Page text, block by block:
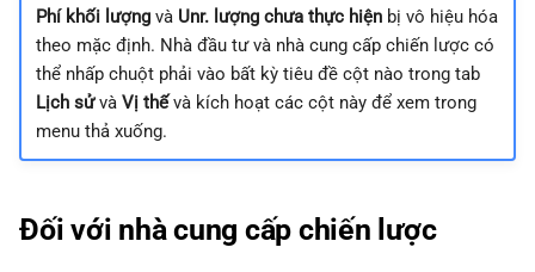
Phí khối lượngvà Unr. lượng chưa thực hiệnbị vô hiệu hóa
theo mặc định. Nhà đầu tư và nhà cung cấp chiến lược có
thể nhấp chuột phải vào bất kỳ tiêu đề cột nào trong tab
Lịch sửvà Vị thếvà kích hoạt các cột này để xem trong
menu thả xuống.
Đối với nhà cung cấp chiến lược